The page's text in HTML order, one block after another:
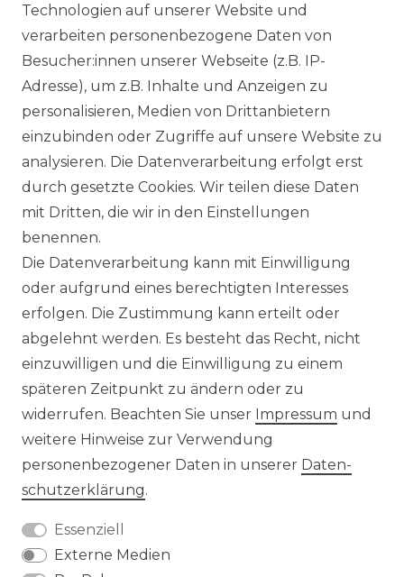
DATENSCHUTZERKLÄRUNG
WIDERRUFSRECHT
IMPRESSUM
KONTAKT
Unsere Zahlungsmöglichkeiten
Wir versenden mit
Technologien auf unserer Website und
verarbeiten personenbezogene Daten von
Besucher:innen unserer Webseite (z.B. IP-
Adresse), um z.B. Inhalte und Anzeigen zu
personalisieren, Medien von Drittanbietern
einzubinden oder Zugriffe auf unsere Website zu
analysieren. Die Datenverarbeitung erfolgt erst
durch gesetzte Cookies. Wir teilen diese Daten
mit Dritten, die wir in den Einstellungen
benennen.
Die Datenverarbeitung kann mit Einwilligung
oder aufgrund eines berechtigten Interesses
erfolgen. Die Zustimmung kann erteilt oder
abgelehnt werden. Es besteht das Recht, nicht
einzuwilligen und die Einwilligung zu einem
späteren Zeitpunkt zu ändern oder zu
widerrufen. Beachten Sie unser Impressum und
weitere Hinweise zur Verwendung
personenbezogener Daten in unserer Daten­
schutz­erklärung.
Essenziell
Externe Medien